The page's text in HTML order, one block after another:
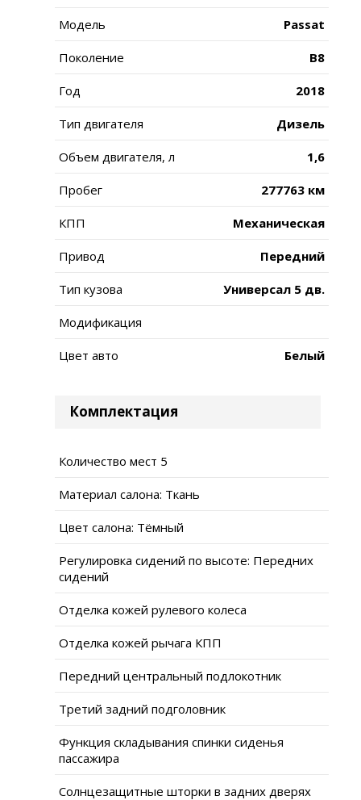
Модель Passat
Поколение B8
Год 2018
Тип двигателя Дизель
Объем двигателя, л 1,6
Пробег 277763 км
КПП Механическая
Привод Передний
Тип кузова Универсал 5 дв.
Модификация
Цвет авто Белый
Комплектация
Количество мест 5
Материал салона: Ткань
Цвет салона: Тёмный
Регулировка сидений по высоте: Передних
сидений
Отделка кожей рулевого колеса
Отделка кожей рычага КПП
Передний центральный подлокотник
Третий задний подголовник
Функция складывания спинки сиденья
пассажира
Солнцезащитные шторки в задних дверях